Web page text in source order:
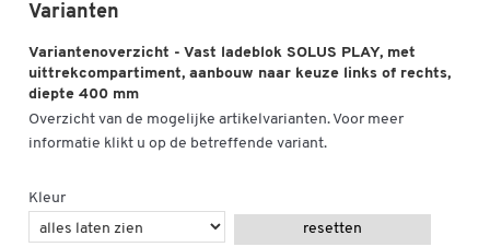
Varianten
Variantenoverzicht - Vast ladeblok SOLUS PLAY, met
uittrekcompartiment, aanbouw naar keuze links of rechts,
diepte 400 mm
Overzicht van de mogelijke artikelvarianten. Voor meer
informatie klikt u op de betreffende variant.
Kleur
resetten
Dubbelklik om in te zoomen